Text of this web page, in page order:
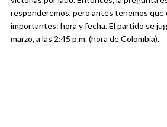
responderemos, pero antes tenemos que
importantes: hora y fecha. El partido se
marzo, a las 2:45 p.m. (hora de Colombia).